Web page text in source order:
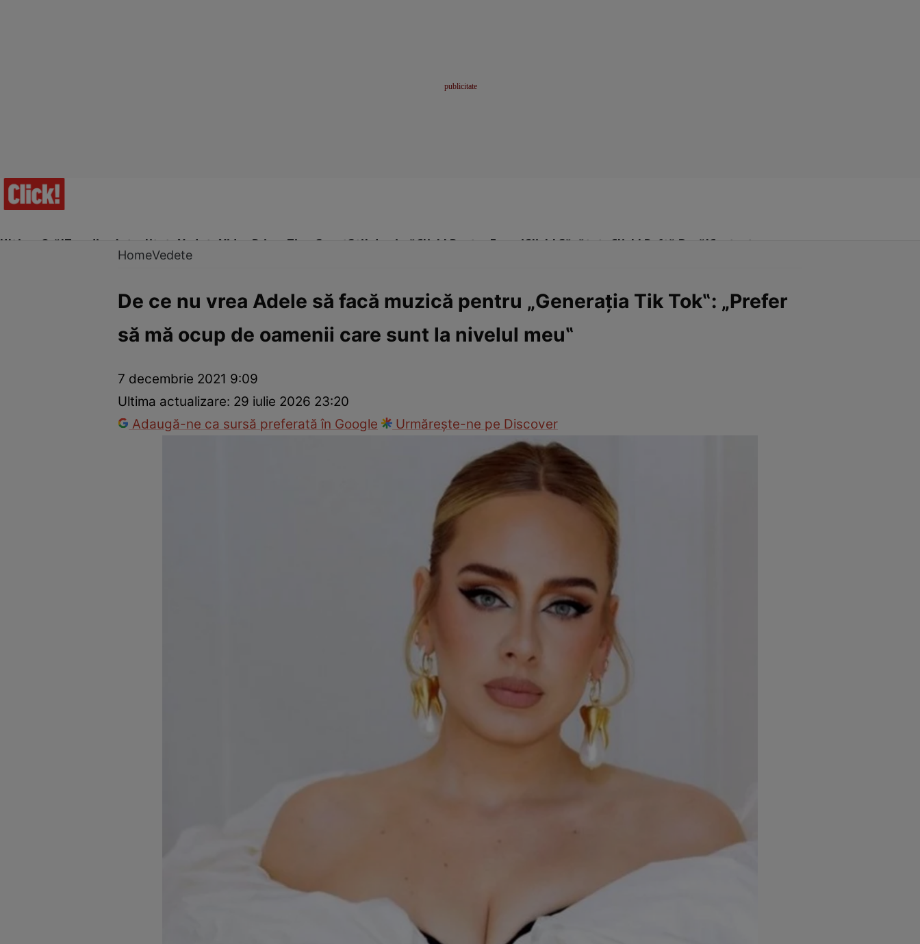
Ultima Oră!Trending Actualitate Vedete Video Prime Time SportStil de viațăClick! Pentru FemeiClick! Sănătate Click! Poftă Bună!Contact
Vedete internaționaleVedete româneștiInterviurile Click!Paparazzii Click!
HomeVedete
De ce nu vrea Adele să facă muzică pentru „Generaţia Tik Tok‟: „Prefer
să mă ocup de oamenii care sunt la nivelul meu‟
7 decembrie 2021 9:09
Ultima actualizare: 29 iulie 2026 23:20
Adaugă-ne ca sursă preferată în Google
Urmărește-ne pe Discover